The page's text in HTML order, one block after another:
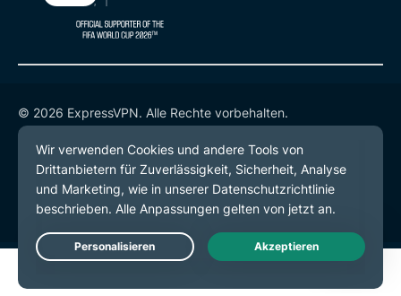
© 2026 ExpressVPN. Alle Rechte vorbehalten.
Datenschutzrichtlinie
Servicebedingungen
Cookie-Einstellungen
Live Chat